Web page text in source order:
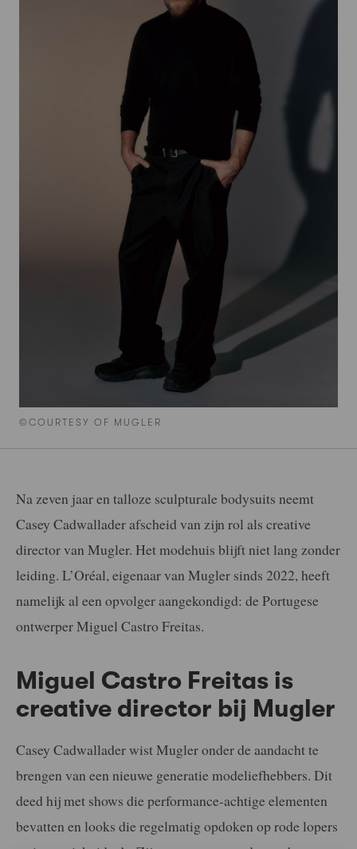
©COURTESY OF MUGLER
Na zeven jaar en talloze sculpturale bodysuits neemt
Casey Cadwallader afscheid van zijn rol als creative
director van Mugler. Het modehuis blijft niet lang zonder
leiding. L’Oréal, eigenaar van Mugler sinds 2022, heeft
namelijk al een opvolger aangekondigd: de Portugese
ontwerper Miguel Castro Freitas.
Miguel Castro Freitas is
creative director bij Mugler
Casey Cadwallader wist Mugler onder de aandacht te
brengen van een nieuwe generatie modeliefhebbers. Dit
deed hij met shows die performance-achtige elementen
bevatten en looks die regelmatig opdoken op rode lopers